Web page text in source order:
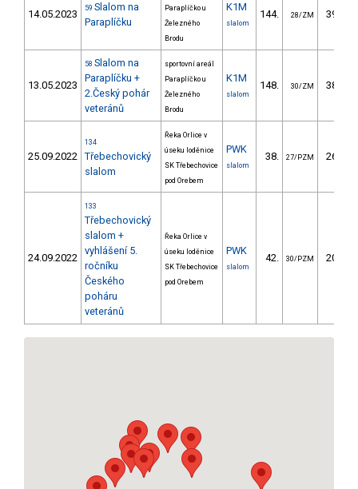
14.05.2023 59 Slalom na
Paraplíčku
Paraplíčko u
Železného
Brodu
K1M
slalom
144. 28/ZM 395.20
13.05.2023
58 Slalom na
Paraplíčku +
2.Český pohár
veteránů
sportovní areál
Paraplíčko u
Železného
Brodu
K1M
slalom
148. 30/ZM 389.90
25.09.2022
134
Třebechovický
slalom
Řeka Orlice v
úseku loděnice
SK Třebechovice
pod Orebem
PWK
slalom
38. 27/PZM 268.96
24.09.2022
133
Třebechovický
slalom +
vyhlášení 5.
ročníku
Českého
poháru
veteránů
Řeka Orlice v
úseku loděnice
SK Třebechovice
pod Orebem
PWK
slalom
42. 30/PZM 207.96